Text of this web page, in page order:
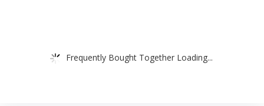
Frequently Bought Together Loading...